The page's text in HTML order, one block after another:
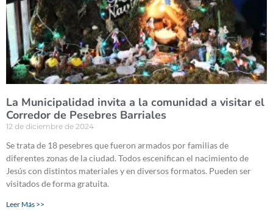
La Municipalidad invita a la comunidad a visitar el
Corredor de Pesebres Barriales
12 de diciembre de 2024
Se trata de 18 pesebres que fueron armados por familias de
diferentes zonas de la ciudad. Todos escenifican el nacimiento de
Jesús con distintos materiales y en diversos formatos. Pueden ser
visitados de forma gratuita.
Leer Más >>